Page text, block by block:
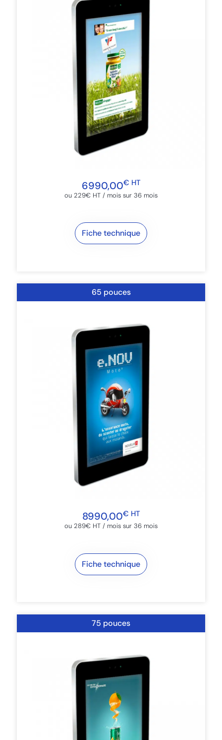
6990,00€ HT
ou 229€ HT / mois sur 36 mois​
Fiche technique
65 pouces
8990,00€ HT
ou 289€ HT / mois sur 36 mois​
Fiche technique
75 pouces